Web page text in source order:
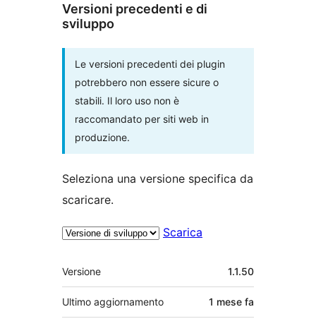
Versioni precedenti e di
sviluppo
Le versioni precedenti dei plugin
potrebbero non essere sicure o
stabili. Il loro uso non è
raccomandato per siti web in
produzione.
Seleziona una versione specifica da
scaricare.
Scarica
Meta
Versione 1.1.50
Ultimo aggiornamento 1 mese fa